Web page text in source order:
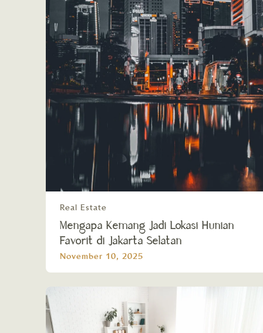
Real Estate
Mengapa Kemang Jadi Lokasi Hunian
Favorit di Jakarta Selatan
November 10, 2025